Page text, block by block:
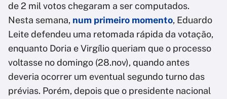
de 2 mil votos chegaram a ser computados.
Nesta semana, num primeiro momento, Eduardo
Leite defendeu uma retomada rápida da votação,
enquanto Doria e Virgílio queriam que o processo
voltasse no domingo (28.nov), quando antes
deveria ocorrer um eventual segundo turno das
prévias. Porém, depois que o presidente nacional